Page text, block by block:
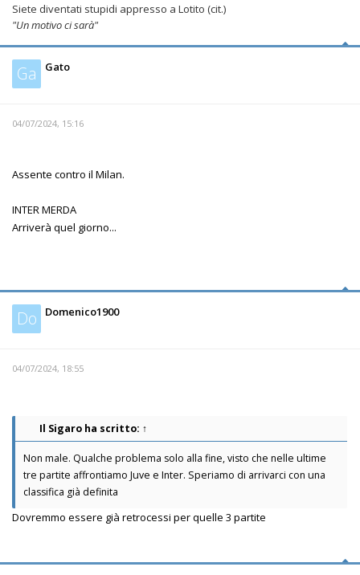
Siete diventati stupidi appresso a Lotito (cit.)
"Un motivo ci sarà"
Ga Gato
04/07/2024, 15:16
Assente contro il Milan.
INTER MERDA
Arriverà quel giorno...
Do Domenico1900
04/07/2024, 18:55
Il Sigaro ha scritto: ↑
Non male. Qualche problema solo alla fine, visto che nelle ultime
tre partite affrontiamo Juve e Inter. Speriamo di arrivarci con una
classifica già definita
Dovremmo essere già retrocessi per quelle 3 partite